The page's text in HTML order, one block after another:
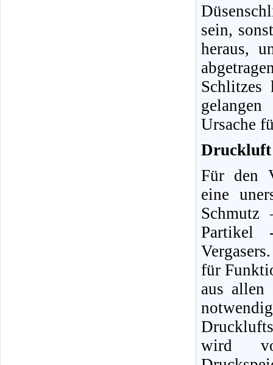
sein,
heraus,
Schlitzes
Ursache
Druckluft
Für den
eine
Partikel
für
aus allen
wird